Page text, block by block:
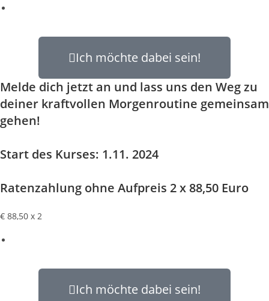
Ich möchte dabei sein!
Melde dich jetzt an und lass uns den Weg zu
deiner kraftvollen Morgenroutine gemeinsam
gehen!
Start des Kurses: 1.11. 2024
Ratenzahlung ohne Aufpreis 2 x 88,50 Euro
€ 88,50 x 2
Ich möchte dabei sein!